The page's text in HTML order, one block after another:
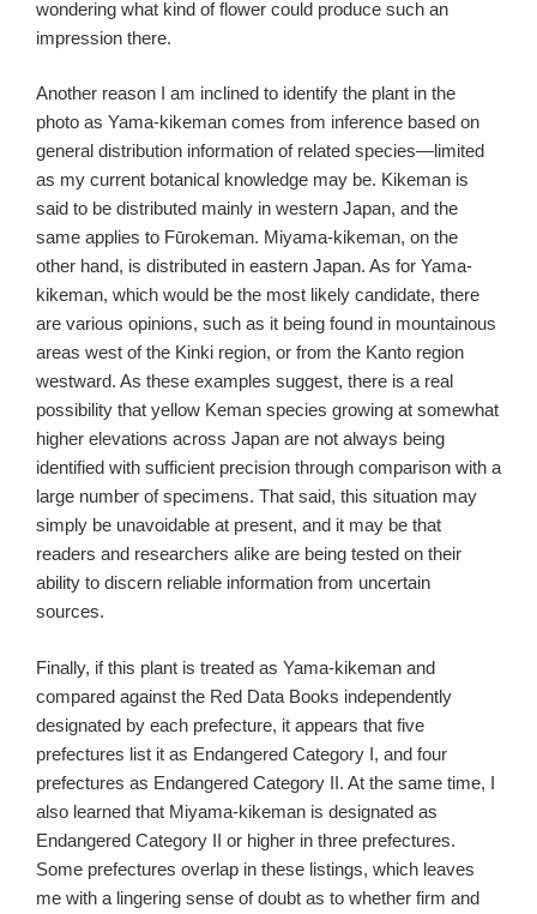
wondering what kind of flower could produce such an
impression there.
Another reason I am inclined to identify the plant in the
photo as Yama-kikeman comes from inference based on
general distribution information of related species—limited
as my current botanical knowledge may be. Kikeman is
said to be distributed mainly in western Japan, and the
same applies to Fūrokeman. Miyama-kikeman, on the
other hand, is distributed in eastern Japan. As for Yama-
kikeman, which would be the most likely candidate, there
are various opinions, such as it being found in mountainous
areas west of the Kinki region, or from the Kanto region
westward. As these examples suggest, there is a real
possibility that yellow Keman species growing at somewhat
higher elevations across Japan are not always being
identified with sufficient precision through comparison with a
large number of specimens. That said, this situation may
simply be unavoidable at present, and it may be that
readers and researchers alike are being tested on their
ability to discern reliable information from uncertain
sources.
Finally, if this plant is treated as Yama-kikeman and
compared against the Red Data Books independently
designated by each prefecture, it appears that five
prefectures list it as Endangered Category I, and four
prefectures as Endangered Category II. At the same time, I
also learned that Miyama-kikeman is designated as
Endangered Category II or higher in three prefectures.
Some prefectures overlap in these listings, which leaves
me with a lingering sense of doubt as to whether firm and